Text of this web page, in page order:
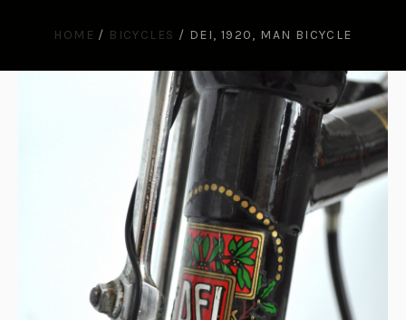
HOME / BICYCLES / DEI, 1920, MAN BICYCLE